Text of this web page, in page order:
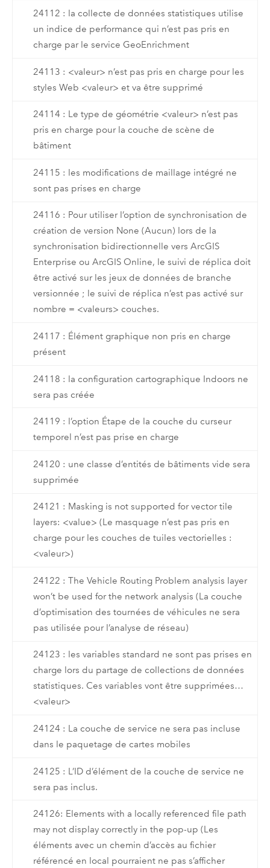
24112 : la collecte de données statistiques utilise
un indice de performance qui n’est pas pris en
charge par le service GeoEnrichment
24113 : <valeur> n’est pas pris en charge pour les
styles Web <valeur> et va être supprimé
24114 : Le type de géométrie <valeur> n’est pas
pris en charge pour la couche de scène de
bâtiment
24115 : les modifications de maillage intégré ne
sont pas prises en charge
24116 : Pour utiliser l’option de synchronisation de
création de version None (Aucun) lors de la
synchronisation bidirectionnelle vers ArcGIS
Enterprise ou ArcGIS Online, le suivi de réplica doit
être activé sur les jeux de données de branche
versionnée ; le suivi de réplica n’est pas activé sur
nombre = <valeurs> couches.
24117 : Élément graphique non pris en charge
présent
24118 : la configuration cartographique Indoors ne
sera pas créée
24119 : l’option Étape de la couche du curseur
temporel n’est pas prise en charge
24120 : une classe d’entités de bâtiments vide sera
supprimée
24121 : Masking is not supported for vector tile
layers: <value> (Le masquage n’est pas pris en
charge pour les couches de tuiles vectorielles :
<valeur>)
24122 : The Vehicle Routing Problem analysis layer
won’t be used for the network analysis (La couche
d’optimisation des tournées de véhicules ne sera
pas utilisée pour l’analyse de réseau)
24123 : les variables standard ne sont pas prises en
charge lors du partage de collections de données
statistiques. Ces variables vont être supprimées…
<valeur>
24124 : La couche de service ne sera pas incluse
dans le paquetage de cartes mobiles
24125 : L’ID d’élément de la couche de service ne
sera pas inclus.
24126: Elements with a locally referenced file path
may not display correctly in the pop-up (Les
éléments avec un chemin d’accès au fichier
référencé en local pourraient ne pas s’afficher